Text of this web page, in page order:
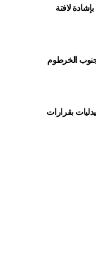
لافتة
الخرطوم
بقرارات